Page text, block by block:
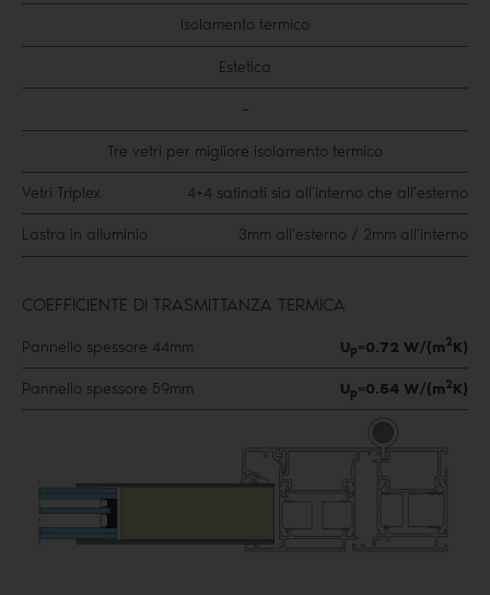
Isolamento termico
Estetica
–
Tre vetri per migliore isolamento termico
Vetri Triplex 4+4 satinati sia all’interno che all’esterno
Lastra in alluminio 3mm all’esterno / 2mm all’interno
COEFFICIENTE DI TRASMITTANZA TERMICA
Pannello spessore 44mm Up=0.72 W/(m2K)
Pannello spessore 59mm Up=0.54 W/(m2K)